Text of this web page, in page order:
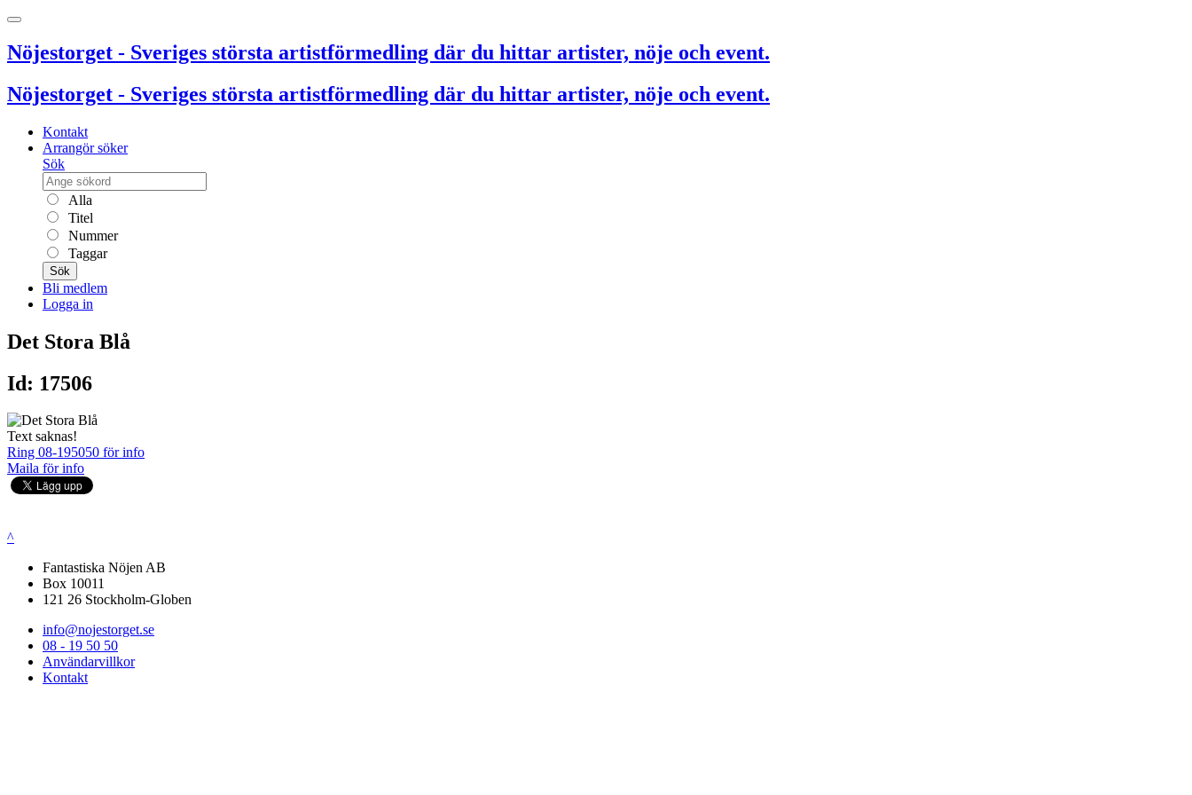
Nöjestorget - Sveriges största artistförmedling där du hittar artister, nöje och event.
Nöjestorget - Sveriges största artistförmedling där du hittar artister, nöje och event.
Kontakt
Arrangör söker
Sök
Alla
Titel
Nummer
Taggar
Sök
Bli medlem
Logga in
Det Stora Blå
Id: 17506
Text saknas!
Ring 08-195050 för info
Maila för info
^
Fantastiska Nöjen AB
Box 10011
121 26 Stockholm-Globen
info@nojestorget.se
08 - 19 50 50
Användarvillkor
Kontakt